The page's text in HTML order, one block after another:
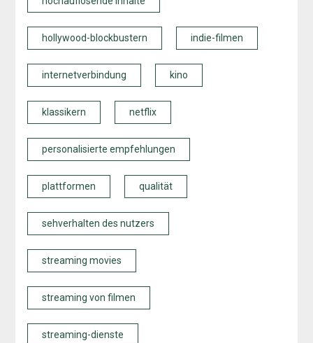
hollywood-blockbustern indie-filmen
internetverbindung kino
klassikern netflix
personalisierte empfehlungen
plattformen qualität
sehverhalten des nutzers
streaming movies
streaming von filmen
streaming-dienste